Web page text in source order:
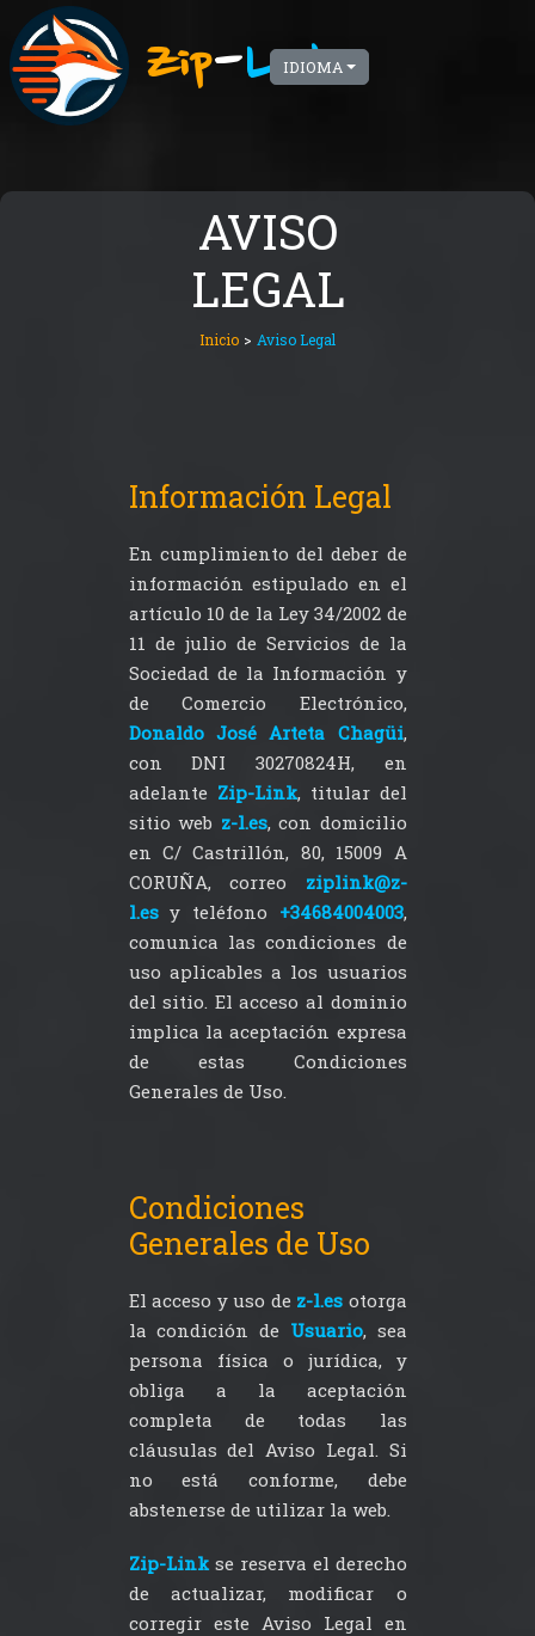
Zip-Link
IDIOMA
AVISO
LEGAL
Inicio > Aviso Legal
Información Legal
En cumplimiento del deber de
información estipulado en el
artículo 10 de la Ley 34/2002 de
11 de julio de Servicios de la
Sociedad de la Información y
de Comercio Electrónico,
Donaldo José Arteta Chagüi,
con DNI 30270824H, en
adelante Zip-Link, titular del
sitio web z-l.es, con domicilio
en C/ Castrillón, 80, 15009 A
CORUÑA, correo ziplink@z-
l.esy teléfono +34684004003,
comunica las condiciones de
uso aplicables a los usuarios
del sitio. El acceso al dominio
implica la aceptación expresa
de estas Condiciones
Generales de Uso.
Condiciones
Generales de Uso
El acceso y uso de z-l.es otorga
la condición de Usuario, sea
persona física o jurídica, y
obliga a la aceptación
completa de todas las
cláusulas del Aviso Legal. Si
no está conforme, debe
abstenerse de utilizar la web.
Zip-Linkse reserva el derecho
de actualizar, modificar o
corregir este Aviso Legal en